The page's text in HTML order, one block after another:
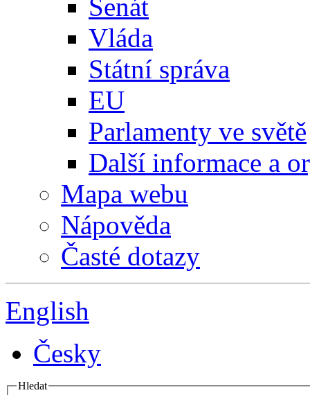
Senát
Vláda
Státní správa
EU
Parlamenty ve světě
Další informace a
Mapa webu
Nápověda
Časté dotazy
English
Česky
Hledat